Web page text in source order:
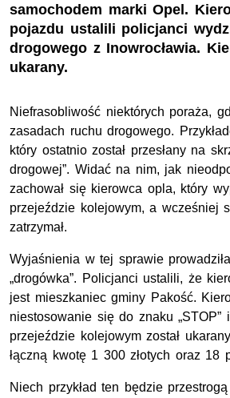
samochodem marki Opel.
pojazdu ustalili policjanci
drogowego z Inowrocławia.
ukarany.
Niefrasobliwość niektórych poraża,
zasadach ruchu drogowego.
który ostatnio został przesłany na
drogowej”. Widać na nim, jak
zachował się kierowca opla, który
przejeździe kolejowym, a wcześniej
zatrzymał.
Wyjaśnienia w tej sprawie
„drogówka”. Policjanci ustalili, że
jest mieszkaniec gminy Pakość.
niestosowanie się do znaku „STOP”
przejeździe kolejowym został
łączną kwotę 1 300 złotych oraz 18
Niech przykład ten będzie